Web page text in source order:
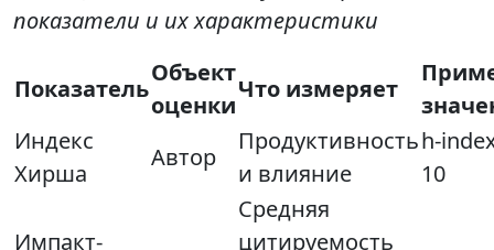
показатели и их характеристики
Показатель
Объект
оценки
Что измеряет
Индекс
Хирша
Автор
Продуктивность
и влияние
h-
10
Импакт-
Средняя
цитируемость